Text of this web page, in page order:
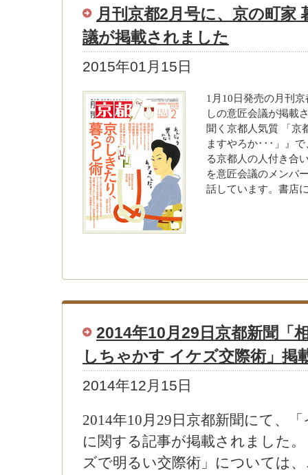
月刊京都2月号に、京の町家
議が掲載されました
2015年01月15日
1月10日発売の月刊
しの意匠会議が掲載
聞く京都人気質 「京
ますやろか･･･」』
る京都人の人付き合
を意匠会議のメンバ
話しています。書店
2014年10月29日京都新聞「
しちゃかす イケズ交際術」掲
2014年12月15日
2014年10月29日京都新聞にて、
に関する記事が掲載されました
ズで明るい交際術」については